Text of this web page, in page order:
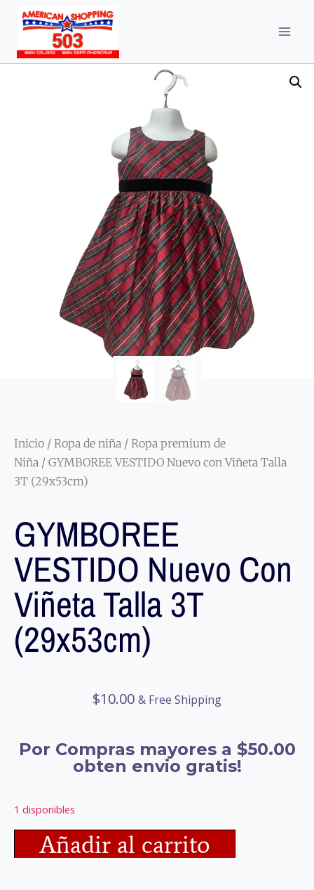
Inicio / Ropa de niña / Ropa premium de
Niña / GYMBOREE VESTIDO Nuevo con Viñeta Talla
3T (29x53cm)
GYMBOREE
VESTIDO Nuevo Con
Viñeta Talla 3T
(29x53cm)
$10.00 & Free Shipping
Por Compras mayores a $50.00
obten envio gratis!
1 disponibles
Añadir al carrito